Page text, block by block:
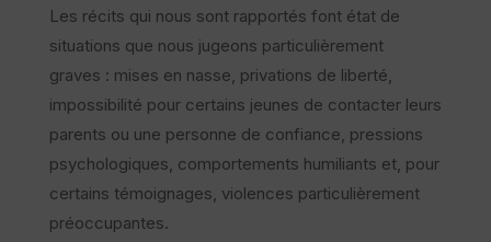
Les récits qui nous sont rapportés font état de
situations que nous jugeons particulièrement
graves : mises en nasse, privations de liberté,
impossibilité pour certains jeunes de contacter leurs
parents ou une personne de confiance, pressions
psychologiques, comportements humiliants et, pour
certains témoignages, violences particulièrement
préoccupantes.